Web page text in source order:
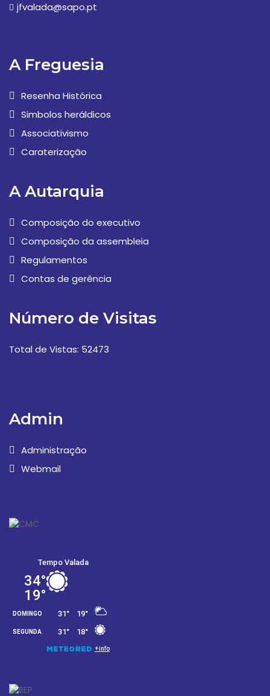
jfvalada@sapo.pt
A Freguesia
Resenha Histórica
Simbolos heráldicos
Associativismo
Caraterização
A Autarquia
Composição do executivo
Composição da assembleia
Regulamentos
Contas de gerência
Número de Visitas
Total de Vistas: 52473
Admin
Administração
Webmail